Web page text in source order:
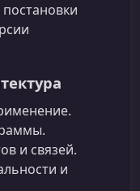
и связей.
и